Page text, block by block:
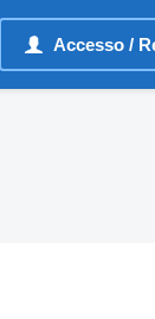
Accesso /